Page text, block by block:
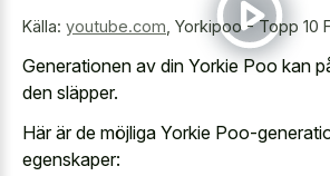
Källa: youtube.com Yorkipoo - Topp 10
Generationen av din Yorkie Poo kan
den släpper.
Här är de möjliga Yorkie Poo-
egenskaper: